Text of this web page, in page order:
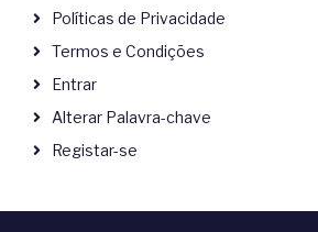
Políticas de Privacidade
Termos e Condições
Entrar
Alterar Palavra-chave
Registar-se